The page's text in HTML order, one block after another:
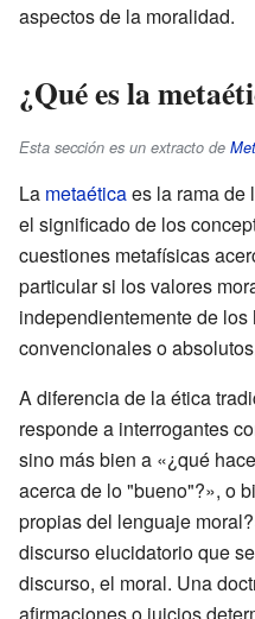
aspectos de la moralidad.
¿Qué es la
Esta sección es un extracto de
La metaéticaes la rama de
el significado de los
cuestiones metafísicas
particular si los valores
independientemente de
convencionales o
A diferencia de la ética
responde a interrogantes
sino más bien a «¿qué
acerca de lo "bueno"?», o
propias del lenguaje
discurso elucidatorio que
discurso, el moral. Una